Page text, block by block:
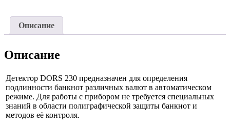
Описание
Описание
Детектор DORS 230 предназначен для определения
подлинности банкнот различных валют в автоматическом
режиме. Для работы с прибором не требуется специальных
знаний в области полиграфической защиты банкнот и
методов её контроля.